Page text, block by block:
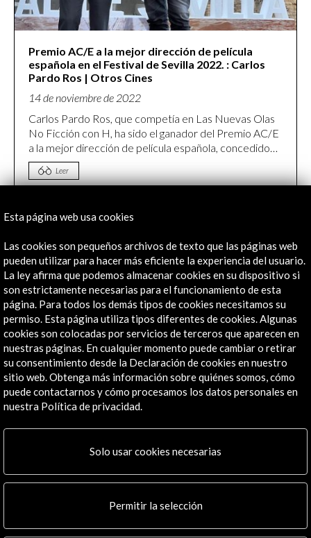
Premio AC/E a la mejor dirección de película
española en el Festival de Sevilla 2022. : Carlos
Pardo Ros | Otros Cines
14 de noviembre de 2022
Carlos Pardo Ros, que competía en Las Nuevas Olas
No Ficción con H, ha sido el ganador del Premio AC/E
a la mejor dirección de película española, concedido
por Acción Cultural Española.
Leer
Línea de tiempo
04 Nov - 12 Nov 2022
Festival de Cine Europeo de Sevilla
Sevilla, España
Recibe las últimas NOVEDADES
Suscríbete a nuestro boletín digital Ver último boletín
Esta página web usa cookies
Las cookies son pequeños archivos de texto que las páginas web
pueden utilizar para hacer más eficiente la experiencia del usuario.
La ley afirma que podemos almacenar cookies en su dispositivo si
son estrictamente necesarias para el funcionamiento de esta
página. Para todos los demás tipos de cookies necesitamos su
permiso. Esta página utiliza tipos diferentes de cookies. Algunas
cookies son colocadas por servicios de terceros que aparecen en
nuestras páginas. En cualquier momento puede cambiar o retirar
su consentimiento desde la Declaración de cookies en nuestro
sitio web. Obtenga más información sobre quiénes somos, cómo
puede contactarnos y cómo procesamos los datos personales en
nuestra Política de privacidad.
Solo usar cookies necesarias
Permitir la selección